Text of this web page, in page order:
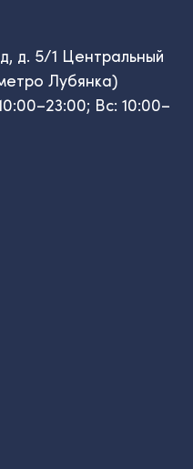
д. 5/1 Центральный
Лубянка)
Вс: 10:00–